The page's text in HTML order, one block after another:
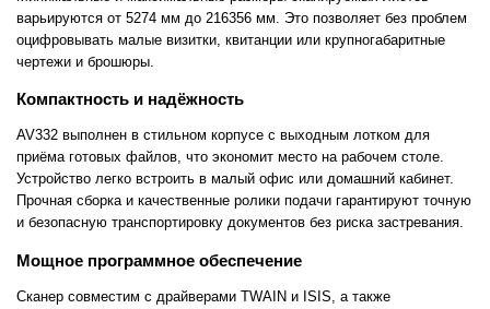
варьируются от 5274 мм до 216356 мм. Это позволяет без проблем
оцифровывать малые визитки, квитанции или крупногабаритные
чертежи и брошюры.
Компактность и надёжность
AV332 выполнен в стильном корпусе с выходным лотком для
приёма готовых файлов, что экономит место на рабочем столе.
Устройство легко встроить в малый офис или домашний кабинет.
Прочная сборка и качественные ролики подачи гарантируют точную
и безопасную транспортировку документов без риска застревания.
Мощное программное обеспечение
Сканер совместим с драйверами TWAIN и ISIS, а также